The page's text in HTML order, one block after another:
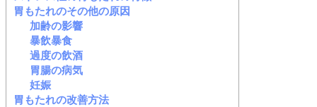
胃もたれのその他の原因
加齢の影響
暴飲暴食
過度の飲酒
胃腸の病気
妊娠
胃もたれの改善方法